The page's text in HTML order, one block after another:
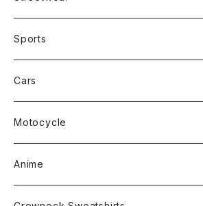
Sports
Cars
Motocycle
Anime